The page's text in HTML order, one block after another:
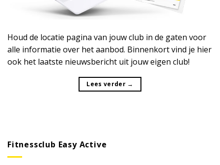
Houd de locatie pagina van jouw club in de gaten voor
alle informatie over het aanbod. Binnenkort vind je hier
ook het laatste nieuwsbericht uit jouw eigen club!
Lees verder →
Fitnessclub Easy Active